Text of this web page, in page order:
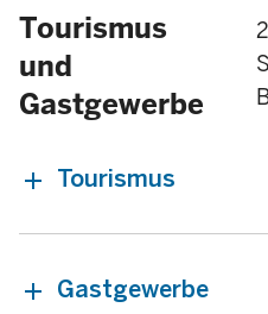
Tourismus
und
Gastgewerbe
2
Tourismus
Gastgewerbe